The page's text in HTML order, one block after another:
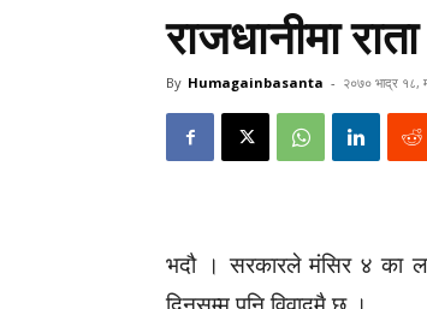
राजधानीमा
By Humagainbasanta - २०७० भाद्र १८,
भदौ । सरकारले मंसिर ४ का